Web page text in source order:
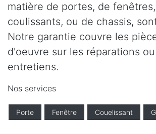
matière de portes, de
coulissants, ou de chassis,
Notre garantie couvre les
d'oeuvre sur les réparations
entretiens.
Nos services
Porte Fenêtre Couelissant